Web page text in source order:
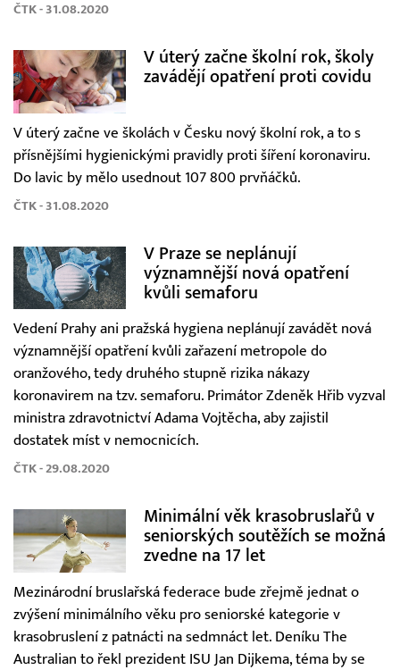
ČTK - 31.08.2020
V úterý začne školní rok, školy
zavádějí opatření proti covidu
V úterý začne ve školách v Česku nový školní rok, a to s
přísnějšími hygienickými pravidly proti šíření koronaviru.
Do lavic by mělo usednout 107 800 prvňáčků.
ČTK - 31.08.2020
V Praze se neplánují
významnější nová opatření
kvůli semaforu
Vedení Prahy ani pražská hygiena neplánují zavádět nová
významnější opatření kvůli zařazení metropole do
oranžového, tedy druhého stupně rizika nákazy
koronavirem na tzv. semaforu. Primátor Zdeněk Hřib vyzval
ministra zdravotnictví Adama Vojtěcha, aby zajistil
dostatek míst v nemocnicích.
ČTK - 29.08.2020
Minimální věk krasobruslařů v
seniorských soutěžích se možná
zvedne na 17 let
Mezinárodní bruslařská federace bude zřejmě jednat o
zvýšení minimálního věku pro seniorské kategorie v
krasobruslení z patnácti na sedmnáct let. Deníku The
Australian to řekl prezident ISU Jan Dijkema, téma by se